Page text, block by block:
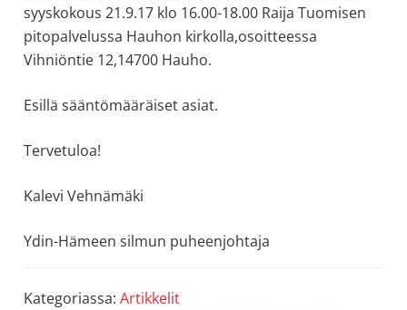
syyskokous 21.9.17 klo 16.00-18.00 Raija Tuomisen
pitopalvelussa Hauhon kirkolla,osoitteessa
Vihniöntie 12,14700 Hauho.
Esillä sääntömääräiset asiat.
Tervetuloa!
Kalevi Vehnämäki
Ydin-Hämeen silmun puheenjohtaja
Kategoriassa: Artikkelit